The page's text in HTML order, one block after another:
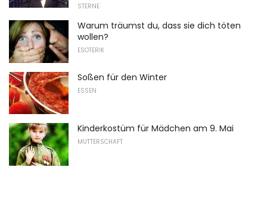
STERNE
Warum träumst du, dass sie dich töten
wollen?
ESOTERIK
Soßen für den Winter
ESSEN
Kinderkostüm für Mädchen am 9. Mai
MUTTERSCHAFT